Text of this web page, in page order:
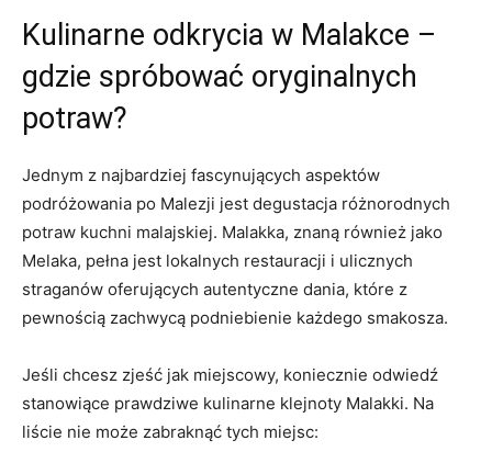
Kulinarne odkrycia w Malakce –
gdzie spróbować oryginalnych
potraw?
Jednym z najbardziej fascynujących aspektów
podróżowania po Malezji jest degustacja różnorodnych
potraw kuchni malajskiej. Malakka, znaną również jako
Melaka, pełna jest lokalnych restauracji i ulicznych
straganów oferujących autentyczne dania, które z
pewnością zachwycą podniebienie każdego smakosza.
Jeśli chcesz zjeść jak miejscowy, koniecznie odwiedź
stanowiące prawdziwe kulinarne klejnoty Malakki. Na
liście nie może zabraknąć tych miejsc: